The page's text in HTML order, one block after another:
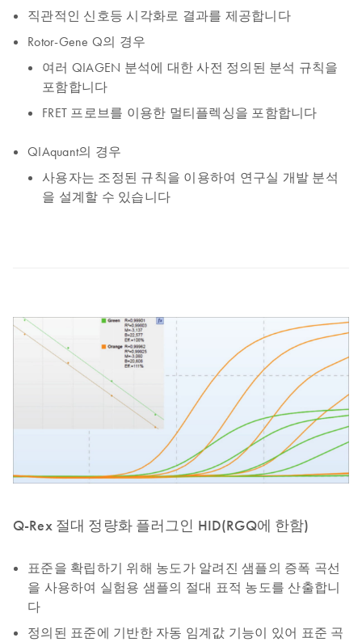
직관적인 신호등 시각화로 결과를 제공합니다
Rotor-Gene Q의 경우
여러 QIAGEN 분석에 대한 사전 정의된 분석 규칙을
포함합니다
FRET 프로브를 이용한 멀티플렉싱을 포함합니다
QIAquant의 경우
사용자는 조정된 규칙을 이용하여 연구실 개발 분석
을 설계할 수 있습니다
Q-Rex 절대 정량화 플러그인 HID(RGQ에 한함)
표준을 확립하기 위해 농도가 알려진 샘플의 증폭 곡선
을 사용하여 실험용 샘플의 절대 표적 농도를 산출합니
다
정의된 표준에 기반한 자동 임계값 기능이 있어 표준 곡